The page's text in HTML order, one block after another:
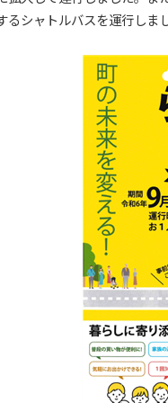
るシャトルバスを運行しま